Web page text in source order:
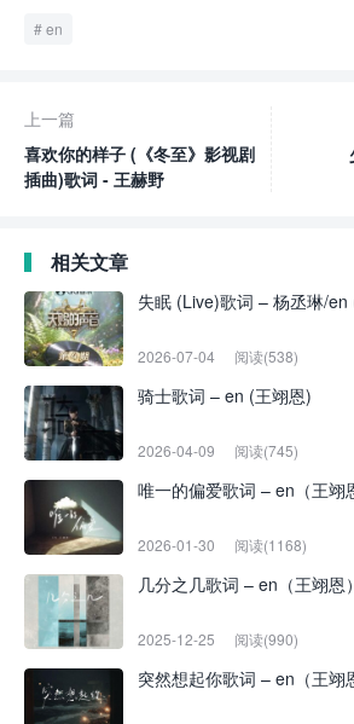
en
上一篇
喜欢你的样子 (《冬至》影视剧
插曲)歌词 - 王赫野
相关文章
失眠 (Live)歌词 – 杨丞琳/en
2026-07-04 阅读(538)
骑士歌词 – en (王翊恩)
2026-04-09 阅读(745)
唯一的偏爱歌词 – en（王翊
2026-01-30 阅读(1168)
几分之几歌词 – en（王翊恩）
2025-12-25 阅读(990)
突然想起你歌词 – en（王翊